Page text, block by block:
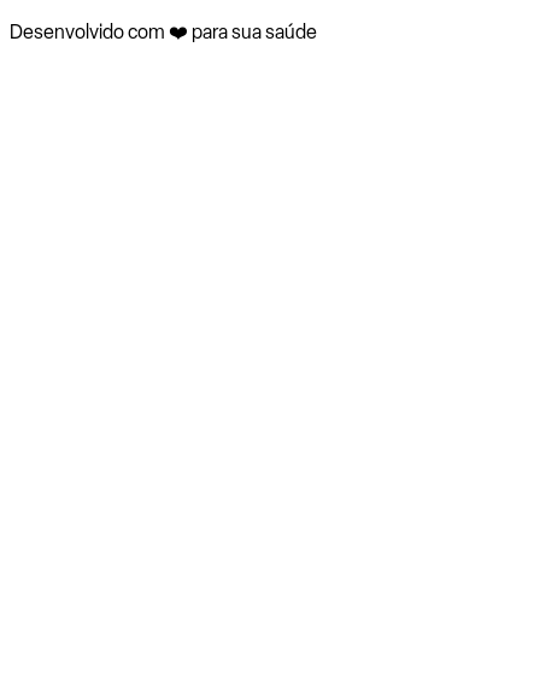
Desenvolvido com ❤️ para sua saúde